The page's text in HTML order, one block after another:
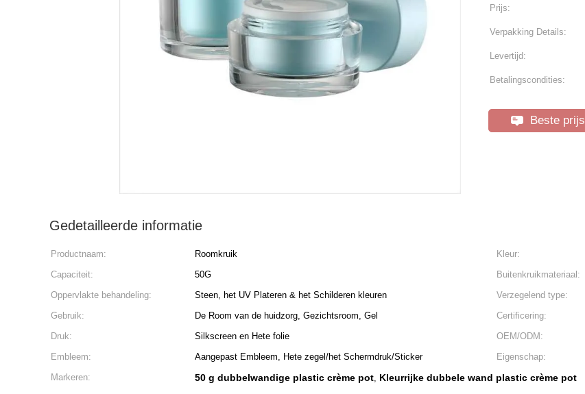
Prijs:
Verpakking Details:
Levertijd:
Betalingscondities:
Beste prijs
Gedetailleerde informatie
Productnaam: Roomkruik Kleur:
Capaciteit:
50G Buitenkruikmateriaal:
Oppervlakte behandeling:
Steen, het UV Plateren & het Schilderen kleuren Verzegelend type:
Gebruik:
De Room van de huidzorg, Gezichtsroom, Gel Certificering:
Druk:
Silkscreen en Hete folie OEM/ODM:
Embleem:
Aangepast Embleem, Hete zegel/het Schermdruk/Sticker Eigenschap:
Markeren:
50 g dubbelwandige plastic crème pot, Kleurrijke dubbele wand plastic crème pot